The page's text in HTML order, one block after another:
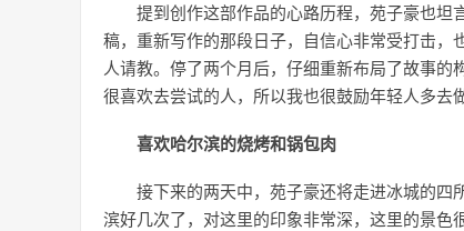
提到创作这部作品的心路历程，苑子豪也坦
稿，重新写作的那段日子，自信心非常受打击
人请教。停了两个月后，仔细重新布局了故事
很喜欢去尝试的人，所以我也很鼓励年轻人多去
喜欢哈尔滨的烧烤和锅包肉
接下来的两天中，苑子豪还将走进冰城的四
滨好几次了，对这里的印象非常深，这里的景色